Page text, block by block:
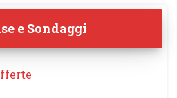
e Sondaggi